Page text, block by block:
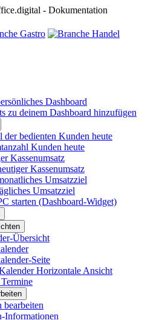
- Dokumentation
Dashboard
zu deinem Dashboard hinzufügen
der bedienten Kunden heute
Kunden heute
Kassenumsatz
Kassenumsatz
Umsatzziel
Umsatzziel
starten (Dashboard-Widget)
Übersicht
Seite
Horizontale Ansicht
bearbeiten
Informationen